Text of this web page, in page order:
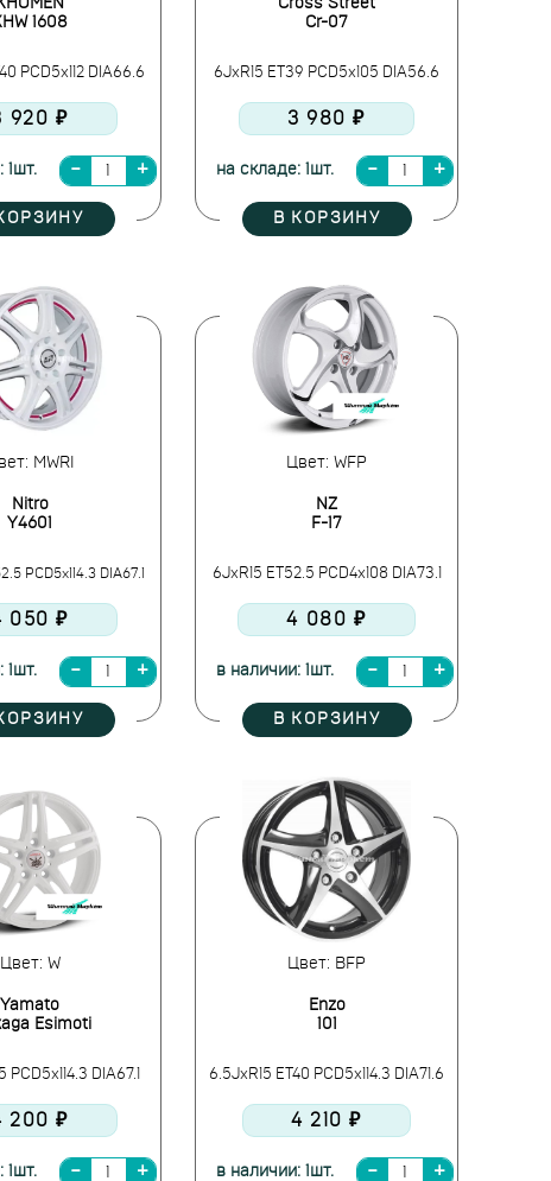
1608
PCD5x112 DIA66.6
920 ₽
1шт.
Cross Street
Cr-07
6JxR15 ET39 PCD5x105 DIA56.6
3 980 ₽
на складе: 1шт.
В КОРЗИНУ
MWRI
Nitro
Y4601
PCD5x114.3 DIA67.1
050 ₽
1шт.
Цвет: WFP
NZ
F-17
6JxR15 ET52.5 PCD4x108 DIA73.1
4 080 ₽
в наличии: 1шт.
В КОРЗИНУ
Цвет: W
Yamato
Esimoti
PCD5x114.3 DIA67.1
200 ₽
1шт.
Цвет: BFP
Enzo
101
6.5JxR15 ET40 PCD5x114.3 DIA71.6
4 210 ₽
в наличии: 1шт.